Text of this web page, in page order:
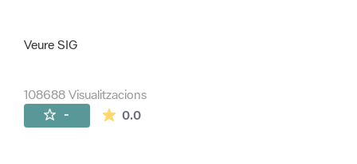
Veure SIG
108688 Visualitzacions
- 0.0La mitjana de les valoracions és de 0